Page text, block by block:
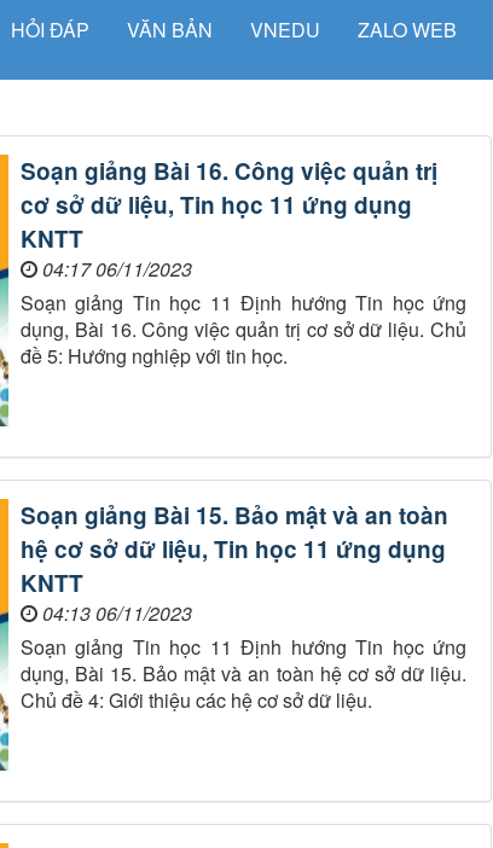
HỎI ĐÁP VĂN BẢN VNEDU ZALO WEB
Soạn giảng Bài 16. Công việc quản trị
cơ sở dữ liệu, Tin học 11 ứng dụng
KNTT
04:17 06/11/2023
Soạn giảng Tin học 11 Định hướng Tin học ứng
dụng, Bài 16. Công việc quản trị cơ sở dữ liệu. Chủ
đề 5: Hướng nghiệp với tin học.
Soạn giảng Bài 15. Bảo mật và an toàn
hệ cơ sở dữ liệu, Tin học 11 ứng dụng
KNTT
04:13 06/11/2023
Soạn giảng Tin học 11 Định hướng Tin học ứng
dụng, Bài 15. Bảo mật và an toàn hệ cơ sở dữ liệu.
Chủ đề 4: Giới thiệu các hệ cơ sở dữ liệu.